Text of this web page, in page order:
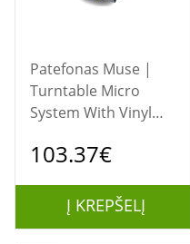
Patefonas Muse |
Turntable Micro
System With Vinyl
Micro system CD with
103.37€
Į KREPŠELĮ